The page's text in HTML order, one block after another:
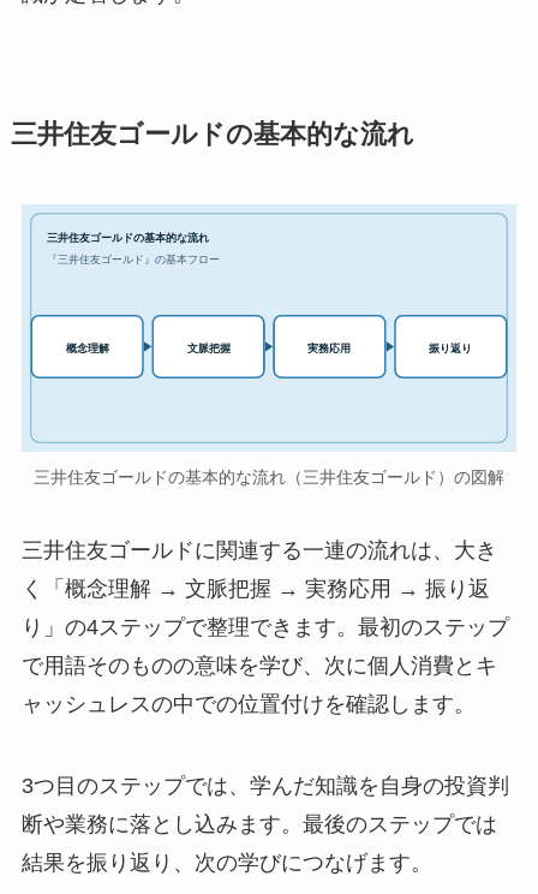
三井住友ゴールドの基本的な流れ
三井住友ゴールドの基本的な流れ
『三井住友ゴールド』の基本フロー
概念理解 文脈把握 実務応用 振り返り
三井住友ゴールドの基本的な流れ（三井住友ゴールド）の図解
三井住友ゴールドに関連する一連の流れは、大き
く「概念理解 → 文脈把握 → 実務応用 → 振り返
り」の4ステップで整理できます。最初のステップ
で用語そのものの意味を学び、次に個人消費とキ
ャッシュレスの中での位置付けを確認します。
3つ目のステップでは、学んだ知識を自身の投資判
断や業務に落とし込みます。最後のステップでは
結果を振り返り、次の学びにつなげます。